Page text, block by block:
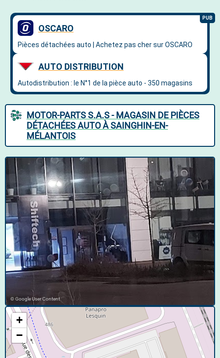
MOTOR-PARTS S.A.S - MAGASIN DE PIÈCES
DÉTACHÉES AUTO À SAINGHIN-EN-
MÉLANTOIS
© Google User Content
+
−